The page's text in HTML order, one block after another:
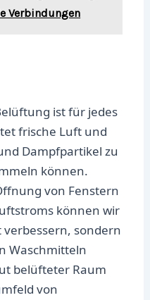
Verbindungen
ist für jedes
frische Luft und
Dampfpartikel zu
können.
von Fenstern
können wir
sondern
Waschmitteln
belüfteter Raum
von